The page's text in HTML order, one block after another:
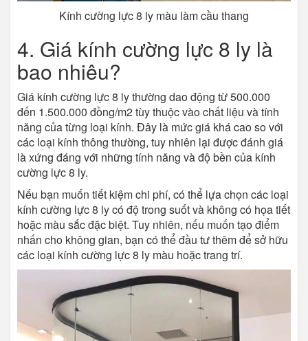
Kính cường lực 8 ly màu làm cầu thang
4. Giá kính cường lực 8 ly là
bao nhiêu?
Giá kính cường lực 8 ly thường dao động từ 500.000
đến 1.500.000 đồng/m2 tùy thuộc vào chất liệu và tính
năng của từng loại kính. Đây là mức giá khá cao so với
các loại kính thông thường, tuy nhiên lại được đánh giá
là xứng đáng với những tính năng và độ bền của kính
cường lực 8 ly.
Nếu bạn muốn tiết kiệm chi phí, có thể lựa chọn các loại
kính cường lực 8 ly có độ trong suốt và không có họa tiết
hoặc màu sắc đặc biệt. Tuy nhiên, nếu muốn tạo điểm
nhấn cho không gian, bạn có thể đầu tư thêm để sở hữu
các loại kính cường lực 8 ly màu hoặc trang trí.